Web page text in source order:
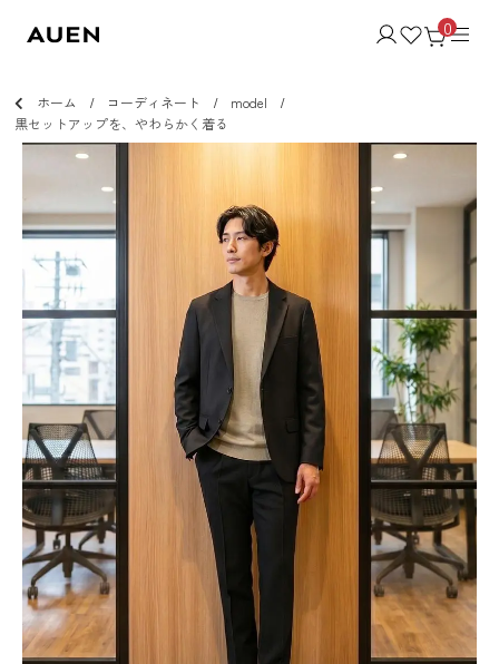
0
ホーム コーディネート
model
黒セットアップを、やわらかく着る